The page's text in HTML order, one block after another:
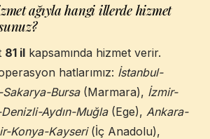
ağıyla hangi illerde hizmet
81 il kapsamında hizmet verir.
hatlarımız: İstanbul-
Bursa(Marmara), İzmir-
Aydın-Muğla(Ege), Ankara-
Konya-Kayseri(İç Anadolu),